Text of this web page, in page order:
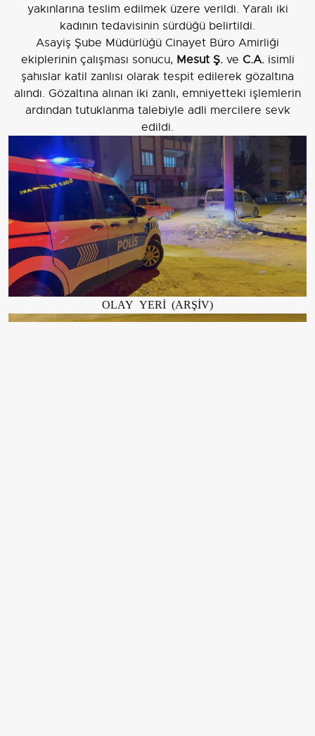
yakınlarına teslim edilmek üzere verildi. Yaralı iki
kadının tedavisinin sürdüğü belirtildi.
Asayiş Şube Müdürlüğü Cinayet Büro Amirliği
ekiplerinin çalışması sonucu, Mesut Ş.ve C.A.isimli
şahıslar katil zanlısı olarak tespit edilerek gözaltına
alındı. Gözaltına alınan iki zanlı, emniyetteki işlemlerin
ardından tutuklanma talebiyle adli mercilere sevk
edildi.
OLAY YERİ (ARŞİV)